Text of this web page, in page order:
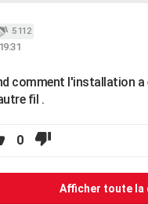
5 112
comment l'installation
fil .
0
Afficher toute la